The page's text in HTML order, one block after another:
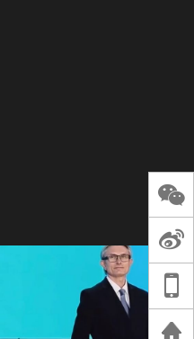
直击房山门头沟
校开学第一天
首届中国北京金
船赛（8月26日